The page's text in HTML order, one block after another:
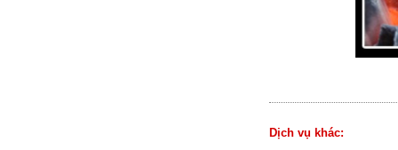
Dịch vụ khác: